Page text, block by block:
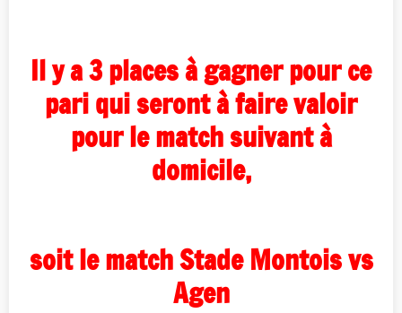
Il y a 3 places à gagner pour ce
pariqui seront à faire valoir
pour le match suivant à
domicile,
soit le match Stade Montois vs
Agen